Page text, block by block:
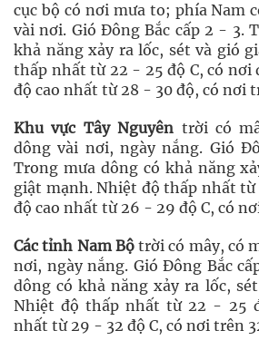
cục bộ có nơi mưa to; phía Nam
vài nơi. Gió Đông Bắc cấp 2 - 3.
khả năng xảy ra lốc, sét và gió
thấp nhất từ 22 - 25 độ C, có nơi
độ cao nhất từ 28 - 30 độ, có nơi
Khu vực Tây Nguyên trời có
dông vài nơi, ngày nắng. Gió
Trong mưa dông có khả năng
giật mạnh. Nhiệt độ thấp nhất từ
độ cao nhất từ 26 - 29 độ C, có
Các tỉnh Nam Bộtrời có mây, có
nơi, ngày nắng. Gió Đông Bắc
dông có khả năng xảy ra lốc,
Nhiệt độ thấp nhất từ 22 - 25
nhất từ 29 - 32 độ C, có nơi trên